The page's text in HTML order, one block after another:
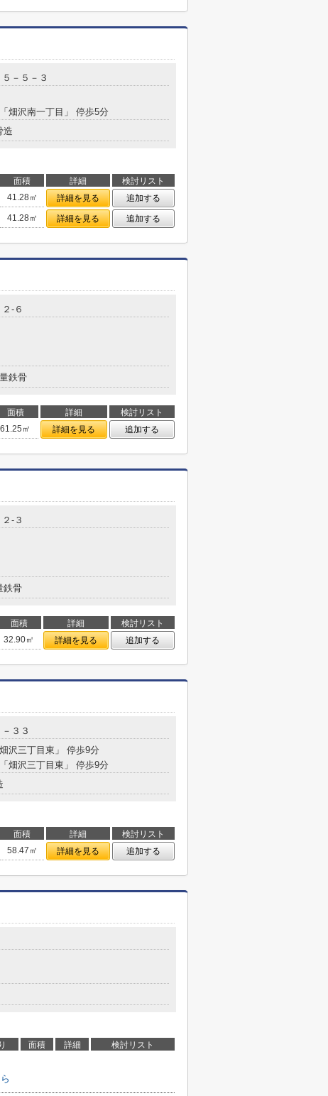
５－５－３
畑沢南一丁目」 停歩5分
造
面積 詳細
検討リスト
41.28㎡ 詳細を見る
追加する
41.28㎡ 詳細を見る 追加する
-６
鉄骨
面積 詳細
検討リスト
61.25㎡ 詳細を見る 追加する
-３
鉄骨
面積 詳細
検討リスト
32.90㎡ 詳細を見る 追加する
３３
沢三丁目東」 停歩9分
畑沢三丁目東」 停歩9分
面積 詳細
検討リスト
58.47㎡ 詳細を見る 追加する
面積 詳細 検討リスト